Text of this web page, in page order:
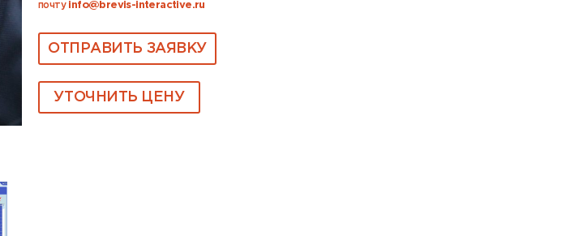
почту info@brevis-interactive.ru
ОТПРАВИТЬ ЗАЯВКУ
УТОЧНИТЬ ЦЕНУ